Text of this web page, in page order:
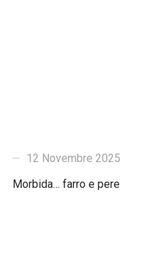
12 Novembre 2025
Morbida… farro e pere